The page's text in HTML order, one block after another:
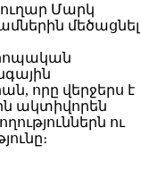
Մարկ
մեծացնել
որը վերջերս է
ակտիվորեն
ու